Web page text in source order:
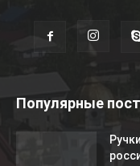
Популярные